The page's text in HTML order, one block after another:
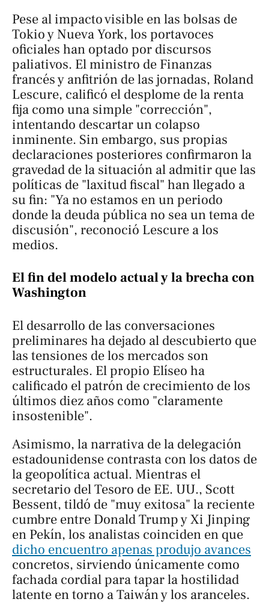
Pese al impacto visible en las bolsas de
Tokio y Nueva York, los portavoces
oficiales han optado por discursos
paliativos. El ministro de Finanzas
francés y anfitrión de las jornadas, Roland
Lescure, calificó el desplome de la renta
fija como una simple "corrección",
intentando descartar un colapso
inminente. Sin embargo, sus propias
declaraciones posteriores confirmaron la
gravedad de la situación al admitir que las
políticas de "laxitud fiscal" han llegado a
su fin: "Ya no estamos en un periodo
donde la deuda pública no sea un tema de
discusión", reconoció Lescure a los
medios.
El fin del modelo actual y la brecha con
Washington
El desarrollo de las conversaciones
preliminares ha dejado al descubierto que
las tensiones de los mercados son
estructurales. El propio Elíseo ha
calificado el patrón de crecimiento de los
últimos diez años como "claramente
insostenible".
Asimismo, la narrativa de la delegación
estadounidense contrasta con los datos de
la geopolítica actual. Mientras el
secretario del Tesoro de EE. UU., Scott
Bessent, tildó de "muy exitosa" la reciente
cumbre entre Donald Trump y Xi Jinping
en Pekín, los analistas coinciden en que
dicho encuentro apenas produjo avances
concretos, sirviendo únicamente como
fachada cordial para tapar la hostilidad
latente en torno a Taiwán y los aranceles.